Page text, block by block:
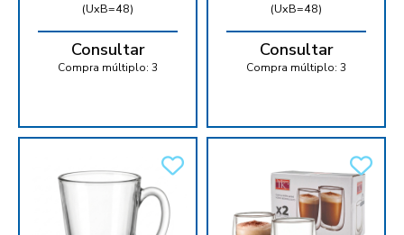
(UxB=48)
Consultar
Compra múltiplo: 3
(UxB=48)
Consultar
Compra múltiplo: 3